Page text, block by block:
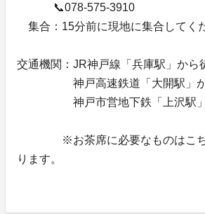
📞078-575-3910
集合：15分前に現地に集合してく
交通機関：JR神戸線「兵庫駅」から
神戸高速鉄道「大開駅」か
神戸市営地下鉄「上沢駅」
※お茶席に必要なものはこち
ります。